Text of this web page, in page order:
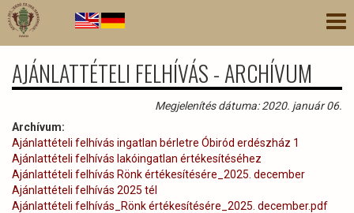
Ugrás
tartalomra
AJÁNLATTÉTELI FELHÍVÁS - ARCHÍVUM
Megjelenítés dátuma: 2020. január 06.
Archívum:
Ajánlattételi felhívás ingatlan bérletre Óbiród erdészház 1
Ajánlattételi felhívás lakóingatlan értékesítéséhez
Ajánlattételi felhívás Rönk értékesítésére_2025. december
Ajánlattételi felhívás 2025 tél
Ajánlattételi felhívás_Rönk értékesítésére_2025. december.pdf